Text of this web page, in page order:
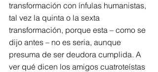
transformación con ínfulas humanistas,
tal vez la quinta o la sexta
transformación, porque esta – como se
dijo antes – no es seria, aunque
presuma de ser deudora cumplida. A
ver qué dicen los amigos cuatroteístas